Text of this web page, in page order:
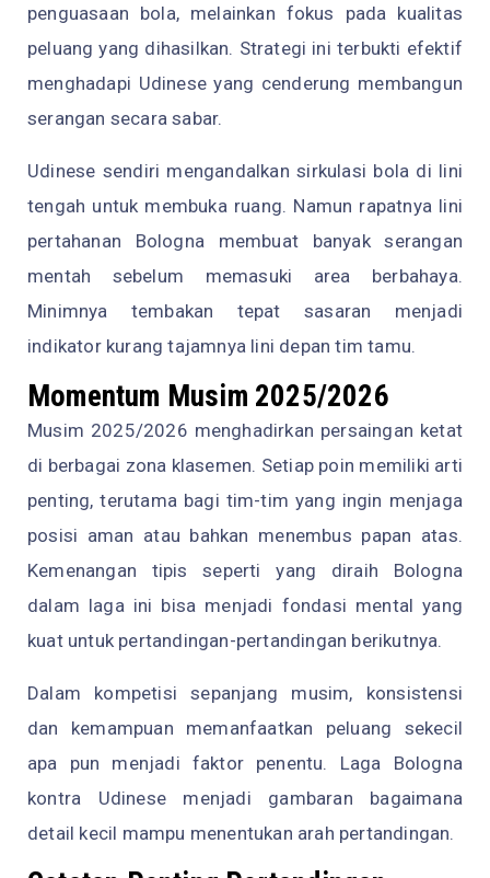
penguasaan bola, melainkan fokus pada kualitas
peluang yang dihasilkan. Strategi ini terbukti efektif
menghadapi Udinese yang cenderung membangun
serangan secara sabar.
Udinese sendiri mengandalkan sirkulasi bola di lini
tengah untuk membuka ruang. Namun rapatnya lini
pertahanan Bologna membuat banyak serangan
mentah sebelum memasuki area berbahaya.
Minimnya tembakan tepat sasaran menjadi
indikator kurang tajamnya lini depan tim tamu.
Momentum Musim 2025/2026
Musim 2025/2026 menghadirkan persaingan ketat
di berbagai zona klasemen. Setiap poin memiliki arti
penting, terutama bagi tim-tim yang ingin menjaga
posisi aman atau bahkan menembus papan atas.
Kemenangan tipis seperti yang diraih Bologna
dalam laga ini bisa menjadi fondasi mental yang
kuat untuk pertandingan-pertandingan berikutnya.
Dalam kompetisi sepanjang musim, konsistensi
dan kemampuan memanfaatkan peluang sekecil
apa pun menjadi faktor penentu. Laga Bologna
kontra Udinese menjadi gambaran bagaimana
detail kecil mampu menentukan arah pertandingan.